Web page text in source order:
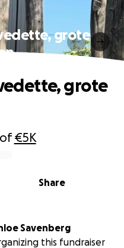
grote
of€5K
Share
grote
Savenberg
this fundraiser